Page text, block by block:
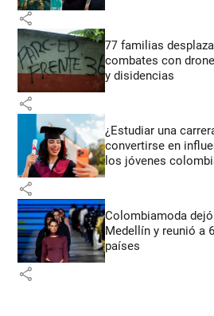
share
77 familias
combates con
y disidencias
share
¿Estudiar una
convertirse en
los jóvenes
share
Colombiamoda
Medellín y reunió a
países
share